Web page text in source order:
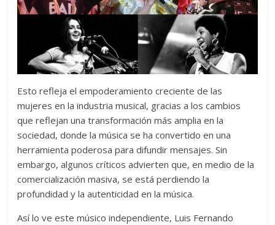
Esto refleja el empoderamiento creciente de las
mujeres en la industria musical, gracias a los cambios
que reflejan una transformación más amplia en la
sociedad, donde la música se ha convertido en una
herramienta poderosa para difundir mensajes. Sin
embargo, algunos críticos advierten que, en medio de la
comercialización masiva, se está perdiendo la
profundidad y la autenticidad en la música.
Así lo ve este músico independiente, Luis Fernando